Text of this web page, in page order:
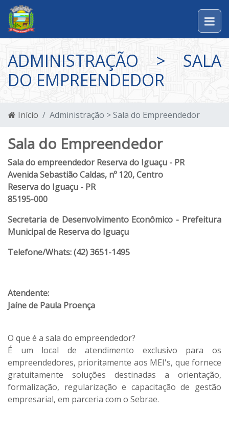
ADMINISTRAÇÃO > SALA
DO EMPREENDEDOR
Início Administração > Sala do Empreendedor
Sala do Empreendedor
Sala do empreendedor Reserva do Iguaçu - PR
Avenida Sebastião Caldas, nº 120, Centro
Reserva do Iguaçu - PR
85195-000
Secretaria de Desenvolvimento Econômico - Prefeitura
Municipal de Reserva do Iguaçu
Telefone/Whats: (42) 3651-1495
Atendente:
Jaíne de Paula Proença
O que é a sala do empreendedor?
É um local de atendimento exclusivo para os
empreendedores, prioritamente aos MEI's, que fornece
gratuitamente soluções destinadas a orientação,
formalização, regularização e capacitação de gestão
empresarial, em parceria com o Sebrae.